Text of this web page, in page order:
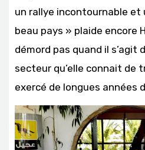
un rallye incontournable et
beau pays » plaide encore
démord pas quand il s’agit
secteur qu’elle connait de
exercé de longues années